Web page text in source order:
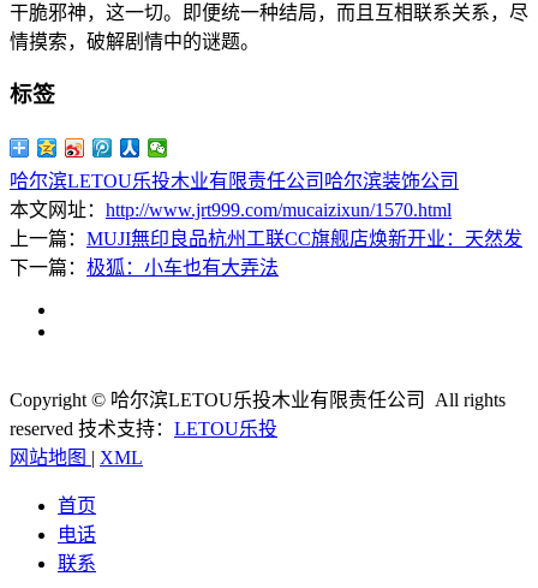
干脆邪神，这一切。即便统一种结局，而且互相联系关系，尽
情摸索，破解剧情中的谜题。
标签
哈尔滨LETOU乐投木业有限责任公司 哈尔滨装饰公司
本文网址： http://www.jrt999.com/mucaizixun/1570.html
上一篇： MUJI無印良品杭州工联CC旗舰店焕新开业：天然发
下一篇： 极狐：小车也有大弄法
Copyright © 哈尔滨LETOU乐投木业有限责任公司 All rights
reserved 技术支持： LETOU乐投
网站地图 | XML
首页
电话
联系